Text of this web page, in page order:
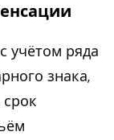
учётом ряда
знака,